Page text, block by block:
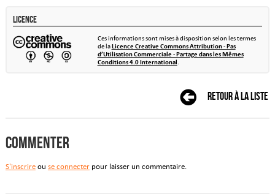
Licence
Ces informations sont mises à disposition selon les termes
de laLicence Creative Commons Attribution - Pas
d’Utilisation Commerciale - Partage dans les Mêmes
Conditions 4.0 International.
Retour à la liste
Commenter
S'inscrireou se connecterpour laisser un commentaire.